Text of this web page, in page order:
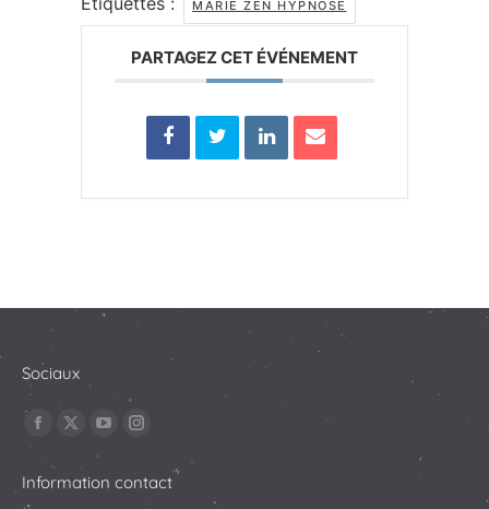
MARIE ZEN HYPNOSE
PARTAGEZ CET ÉVÉNEMENT
Sociaux
Trouvez nous sur :
La
page
Facebook
La
page
X
La
YouTube
La
Instagram
Information contact